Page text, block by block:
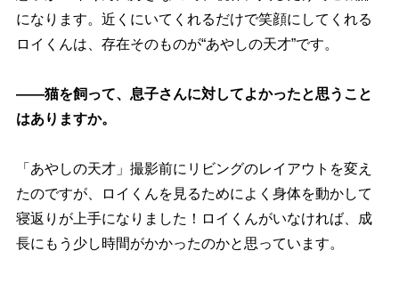
になります。近くにいてくれるだけで笑顔にしてくれる
ロイくんは、存在そのものが“あやしの天才”です。
――猫を飼って、息子さんに対してよかったと思うこと
はありますか。
「あやしの天才」撮影前にリビングのレイアウトを変え
たのですが、ロイくんを見るためによく身体を動かして
寝返りが上手になりました！ロイくんがいなければ、成
長にもう少し時間がかかったのかと思っています。